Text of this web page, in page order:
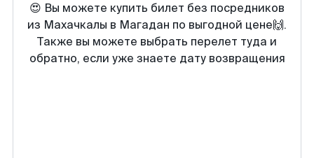
😍 Вы можете купить билет без посредников
из Махачкалы в Магадан по выгодной цене🙌.
Также вы можете выбрать перелет туда и
обратно, если уже знаете дату возвращения